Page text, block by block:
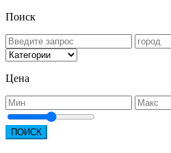
Поиск
Цена
ПОИСК